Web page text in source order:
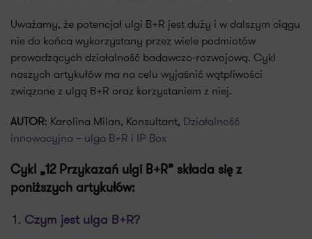
Uważamy, że potencjał ulgi B+R jest duży i w dalszym ciągu
nie do końca wykorzystany przez wiele podmiotów
prowadzących działalność badawczo-rozwojową. Cykl
naszych artykułów ma na celu wyjaśnić wątpliwości
związane z ulgą B+R oraz korzystaniem z niej.
AUTOR: Karolina Milan, Konsultant, Działalność
innowacyjna – ulga B+R i IP Box
Cykl „12 Przykazań ulgi B+R” składa się z
poniższych artykułów:
Czym jest ulga B+R?